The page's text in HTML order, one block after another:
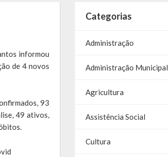
informou
de 4 novos
93
49 ativos,
Categorias
Administração
Administração Municipal
Agricultura
Assistência Social
Cultura